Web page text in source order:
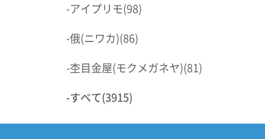
-アイプリモ(98)
-俄(ニワカ)(86)
-杢目金屋(モクメガネヤ)(81)
-すべて(3915)